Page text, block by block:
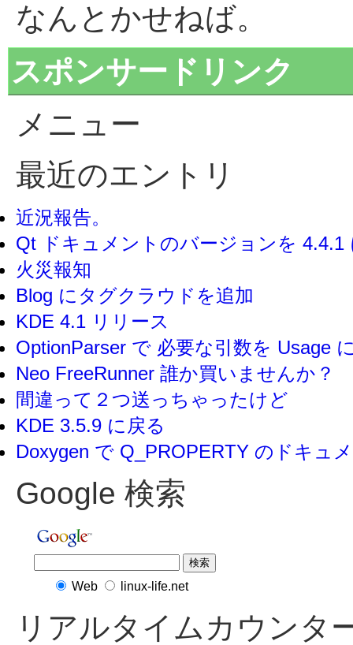
なんとかせねば。
スポンサードリンク
メニュー
最近のエントリ
近況報告。
Qt ドキュメントのバージョンを 4.4.1
火災報知
Blog にタグクラウドを追加
KDE 4.1 リリース
OptionParser で 必要な引数を Usage
Neo FreeRunner 誰か買いませんか？
間違って２つ送っちゃったけど
KDE 3.5.9 に戻る
Doxygen で Q_PROPERTY のドキュ
Google 検索
Web linux-life.net
リアルタイムカウンタ